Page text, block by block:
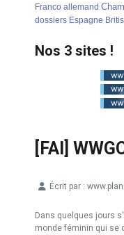
Franco allemand
dossiers Espagne
Nos 3 sites !
[FAI]
Écrit par :
Dans quelques jours
monde féminin qui se